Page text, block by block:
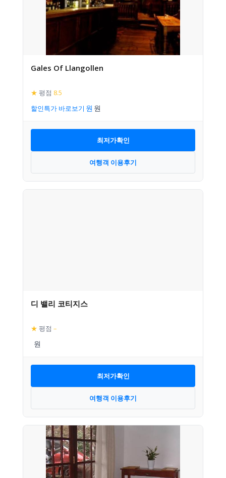
Gales Of Llangollen
★ 평점 8.5
할인특가 바로보기
최저가확인
여행객 이용후기
디 밸리 코티지스
★ 평점 –
최저가확인
여행객 이용후기